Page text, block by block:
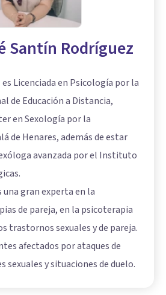
Santín Rodríguez
es Licenciada en Psicología por la
de Educación a Distancia,
en Sexología por la
de Henares, además de estar
avanzada por el Instituto
gran experta en la
de pareja, en la psicoterapia
trastornos sexuales y de pareja.
afectados por ataques de
sexuales y situaciones de duelo.